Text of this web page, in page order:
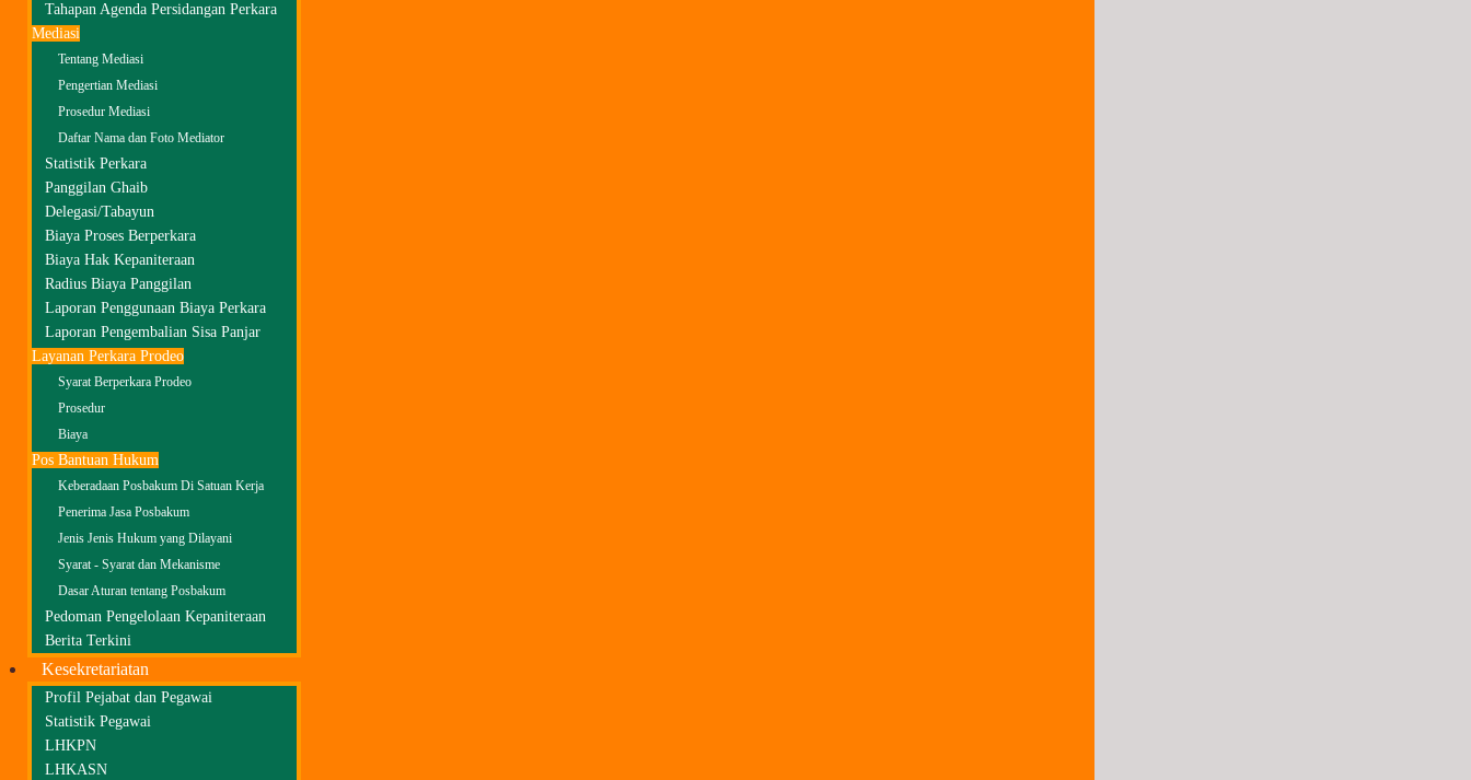
Tahapan Agenda Persidangan Perkara
Mediasi
Tentang Mediasi
Pengertian Mediasi
Prosedur Mediasi
Daftar Nama dan Foto Mediator
Statistik Perkara
Panggilan Ghaib
Delegasi/Tabayun
Biaya Proses Berperkara
Biaya Hak Kepaniteraan
Radius Biaya Panggilan
Laporan Penggunaan Biaya Perkara
Laporan Pengembalian Sisa Panjar
Layanan Perkara Prodeo
Syarat Berperkara Prodeo
Prosedur
Biaya
Pos Bantuan Hukum
Keberadaan Posbakum Di Satuan Kerja
Penerima Jasa Posbakum
Jenis Jenis Hukum yang Dilayani
Syarat - Syarat dan Mekanisme
Dasar Aturan tentang Posbakum
Pedoman Pengelolaan Kepaniteraan
Berita Terkini
Kesekretariatan
Profil Pejabat dan Pegawai
Statistik Pegawai
LHKPN
LHKASN